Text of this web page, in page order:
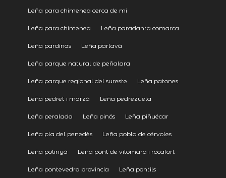
Leña para chimenea cerca de mi
Leña para chimenea Leña paradanta comarca
Leña pardinas Leña parlavà
Leña parque natural de peñalara
Leña parque regional del sureste Leña patones
Leña pedret i marzà Leña pedrezuela
Leña peralada Leña pinós Leña piñuécar
Leña pla del penedès Leña pobla de cérvoles
Leña polinyà Leña pont de vilomara i rocafort
Leña pontevedra provincia Leña pontils